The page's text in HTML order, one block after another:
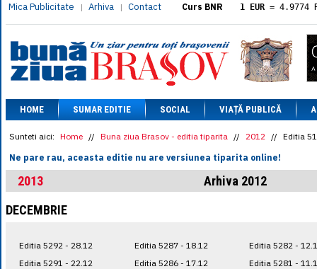
Mica Publicitate | Arhiva | Contact Curs BNR 1 EUR = 4.9774
= 5.8304
1 XAU= 464.4611
1 AED= 1.1933
1 AUD= 2.7957
1 BGN= 2.5449
1 CAD= 3.1559
1 CHF= 5.2813
1 CNY = 0.6015
1 DKK= 0.6668
1 EGP= 0.0860
1 HUF= 1.2223
1 MXN= 0.2227
1 NOK= 0.4191
HOME SUMAR EDITIE SOCIAL VIAȚĂ PUBLICĂ
Sunteti aici: Home // Buna ziua Brasov - editia tiparita // 2012 // Editia
Ne pare rau, aceasta editie nu are versiunea tiparita online!
2013
Arhiva 2012
DECEMBRIE
Editia 5292 - 28.12
Editia 5291 - 22.12
Editia 5287 - 18.12
Editia 5286 - 17.12
Editia 5282 -
Editia 5281 -